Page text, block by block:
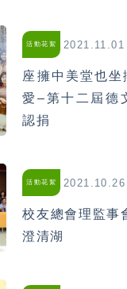
活動花絮 2021.11.01
座擁中美堂也坐
愛–第十二屆德
認捐
活動花絮 2021.10.26
校友總會理監事
澄清湖